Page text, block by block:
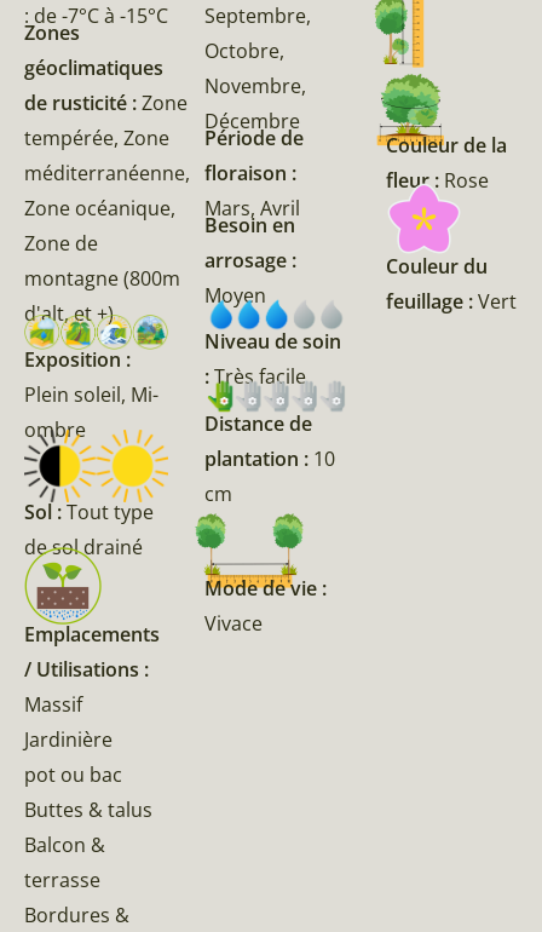
: de -7°C à -15°C
Zones
géoclimatiques
de rusticité :Zone
tempérée, Zone
méditerranéenne,
Zone océanique,
Zone de
montagne (800m
d'alt, et +)
Exposition :
Plein soleil, Mi-
ombre
Sol :Tout type
de sol drainé
Emplacements
/ Utilisations :
Massif
Jardinière
pot ou bac
Buttes & talus
Balcon &
terrasse
Bordures &
Septembre,
Octobre,
Novembre,
Décembre
Période de
floraison :
Mars, Avril
Besoin en
arrosage :
Moyen
Niveau de soin
:Très facile
Distance de
plantation : 10
cm
Mode de vie :
Vivace
Couleur de la
fleur : Rose
Couleur du
feuillage :Vert